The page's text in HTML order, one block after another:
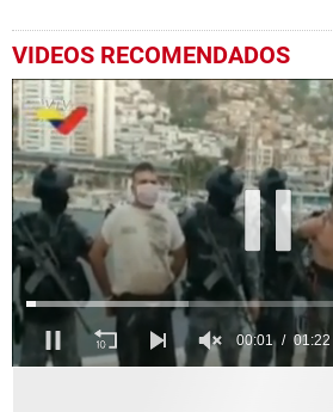
VIDEOS RECOMENDADOS